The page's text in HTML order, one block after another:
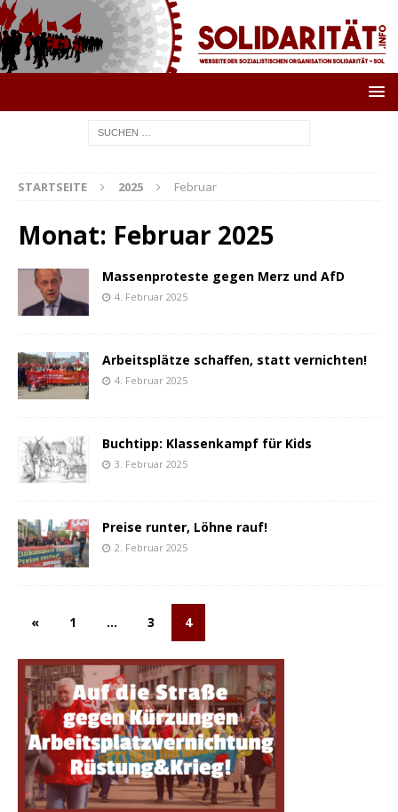
STARTSEITE 2025 Februar
Monat: Februar 2025
Massenproteste gegen Merz und AfD
4. Februar 2025
Arbeitsplätze schaffen, statt vernichten!
4. Februar 2025
Buchtipp: Klassenkampf für Kids
3. Februar 2025
Preise runter, Löhne rauf!
2. Februar 2025
« 1 … 3 4